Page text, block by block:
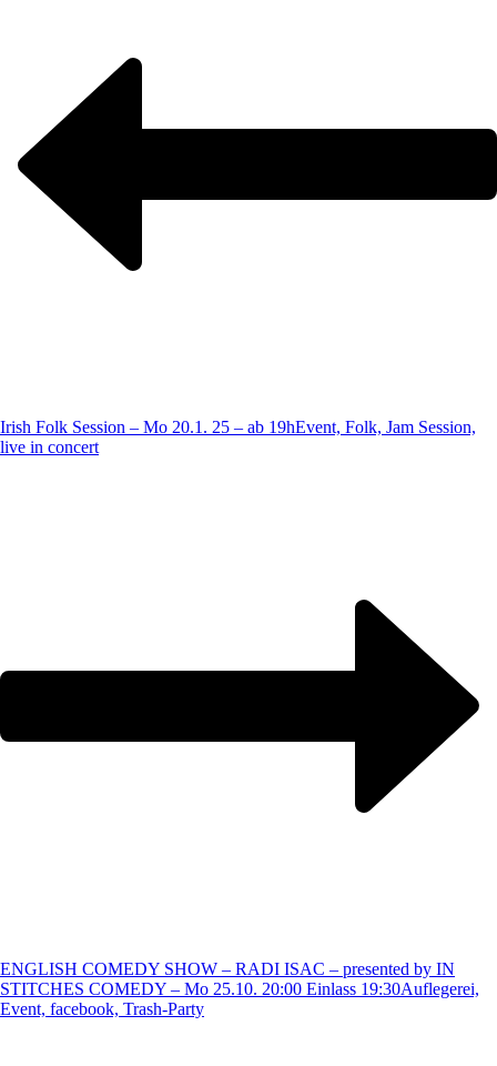
Irish Folk Session – Mo 20.1. 25 – ab 19hEvent, Folk, Jam Session,
live in concert
ENGLISH COMEDY SHOW – RADI ISAC – presented by IN
STITCHES COMEDY – Mo 25.10. 20:00 Einlass 19:30Auflegerei,
Event, facebook, Trash-Party